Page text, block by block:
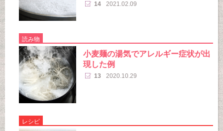
14 2021.02.09
読み物
小麦麺の湯気でアレルギー症状が出
現した例
13 2020.10.29
レシピ